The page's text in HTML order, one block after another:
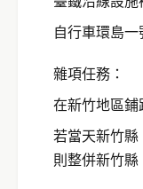
自行車環島一
雜項任務：
在新竹地區
若當天新竹
則整併新竹